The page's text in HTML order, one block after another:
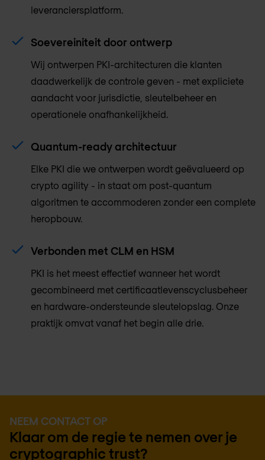
leveranciersplatform.
Soevereiniteit door ontwerp
Wij ontwerpen PKI-architecturen die klanten
daadwerkelijk de controle geven - met expliciete
aandacht voor jurisdictie, sleutelbeheer en
operationele onafhankelijkheid.
Quantum-ready architectuur
Elke PKI die we ontwerpen wordt geëvalueerd op
crypto agility - in staat om post-quantum
algoritmen te accommoderen zonder een complete
heropbouw.
Verbonden met CLM en HSM
PKI is het meest effectief wanneer het wordt
gecombineerd met certificaatlevenscyclusbeheer
en hardware-ondersteunde sleutelopslag. Onze
praktijk omvat vanaf het begin alle drie.
NEEM CONTACT OP
Klaar om de regie te nemen over je
cryptographic trust?